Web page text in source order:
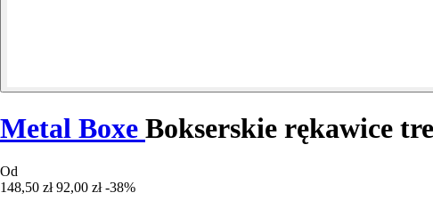
Metal Boxe Bokserskie rękawice
Od
148,50 zł 92,00 zł -38%